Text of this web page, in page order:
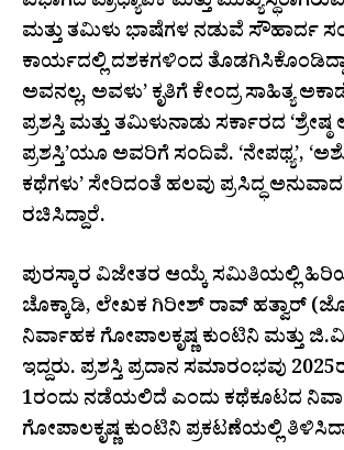
ಮತ್ತು ತಮಿಳು ಭಾಷೆಗಳ ನಡುವೆ ಸೌಹಾರ್ದ
ಕಾರ್ಯದಲ್ಲಿ ದಶಕಗಳಿಂದ
ಅವನಲ್ಲ, ಅವಳು’ ಕೃತಿಗೆ ಕೇಂದ್ರ ಸಾಹಿತ್ಯ
ಪ್ರಶಸ್ತಿ ಮತ್ತು ತಮಿಳುನಾಡು ಸರ್ಕಾರದ
ಪ್ರಶಸ್ತಿ’ಯೂ ಅವರಿಗೆ ಸಂದಿವೆ. ‘ನೇಪಥ್ಯ’,
ಕಥೆಗಳು’ ಸೇರಿದಂತೆ ಹಲವು ಪ್ರಸಿದ್ಧ ಅನುವಾದ
ರಚಿಸಿದ್ದಾರೆ.
ಪುರಸ್ಕಾರ ವಿಜೇತರ ಆಯ್ಕೆ ಸಮಿತಿಯಲ್ಲಿ
ಚೊಕ್ಕಾಡಿ, ಲೇಖಕ ಗಿರೀಶ್ ರಾವ್ ಹತ್ವಾರ್
ನಿರ್ವಾಹಕ ಗೋಪಾಲಕೃಷ್ಣ ಕುಂಟಿನಿ ಮತ್ತು
ಇದ್ದರು. ಪ್ರಶಸ್ತಿ ಪ್ರದಾನ ಸಮಾರಂಭವು
1ರಂದು ನಡೆಯಲಿದೆ ಎಂದು ಕಥೆಕೂಟದ
ಗೋಪಾಲಕೃಷ್ಣ ಕುಂಟಿನಿ ಪ್ರಕಟಣೆಯಲ್ಲಿ